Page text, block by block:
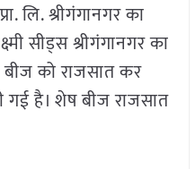
लि. श्रीगंगानगर का
सीड्स श्रीगंगानगर का
को राजसात कर
गई है। शेष बीज राजसात